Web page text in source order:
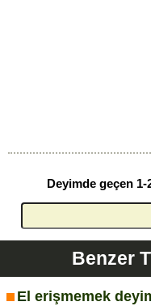
Deyimde geçen
Benzer
El erişmemek